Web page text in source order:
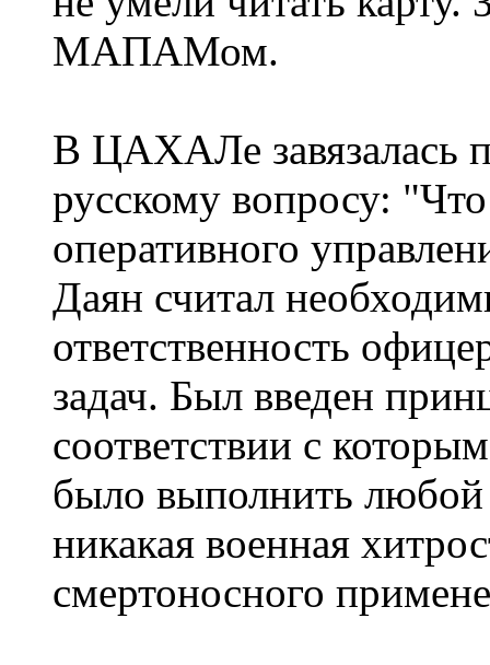
МАПАМом.
В ЦАХАЛе завязалась
русскому вопросу:
оперативного
Даян считал
ответственность
задач. Был введен
соответствии с
было выполнить
никакая военная
смертоносного